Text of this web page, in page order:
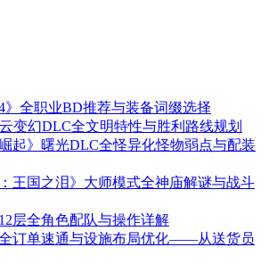
》全职业BD推荐与装备词缀选择
变幻DLC全文明特性与胜利路线规划
起》曙光DLC全怪异化怪物弱点与配装
王国之泪》大师模式全神庙解谜与战斗
层全角色配队与操作详解
全订单速通与设施布局优化——从送货员